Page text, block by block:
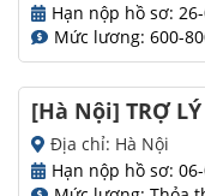
Hạn nộp hồ sơ:
Mức lương: 600-
[Hà Nội] TRỢ
Địa chỉ: Hà Nội
Hạn nộp hồ sơ: